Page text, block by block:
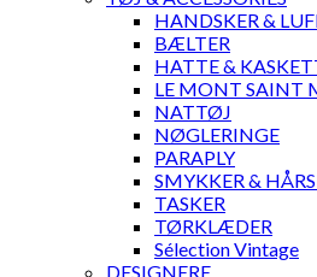
HANDSKER &
BÆLTER
HATTE &
LE MONT SAINT
NATTØJ
NØGLERINGE
PARAPLY
SMYKKER &
TASKER
TØRKLÆDER
Sélection Vintage
DESIGNERE